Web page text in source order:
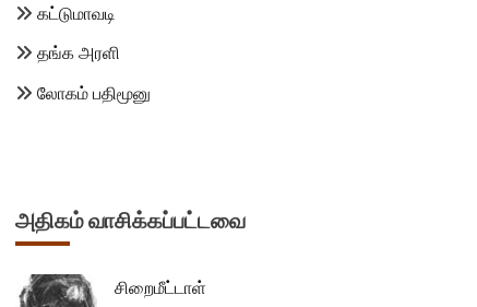
கட்டுமாவடி
தங்க அரளி
லோகம் பதிமூனு
அதிகம் வாசிக்கப்பட்டவை
சிறைமீட்டாள்